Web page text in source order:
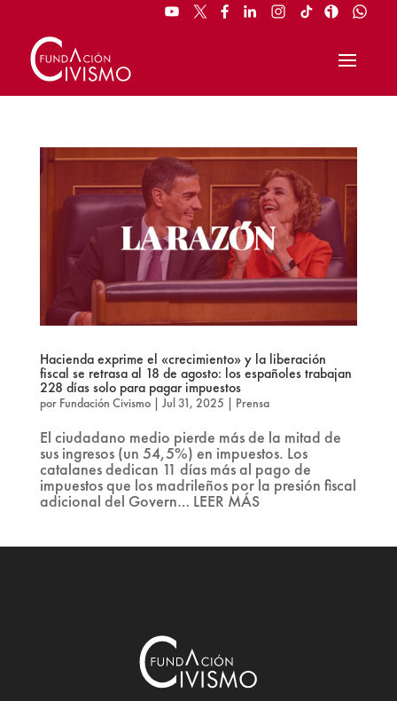
Hacienda exprime el «crecimiento» y la liberación
fiscal se retrasa al 18 de agosto: los españoles trabajan
228 días solo para pagar impuestos
por Fundación Civismo| Jul 31, 2025 Prensa
El ciudadano medio pierde más de la mitad de
sus ingresos (un 54,5%) en impuestos. Los
catalanes dedican 11 días más al pago de
impuestos que los madrileños por la presión fiscal
adicional del Govern… LEER MÁS